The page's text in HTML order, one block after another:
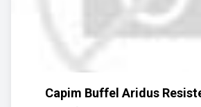
Capim Buffel Aridus